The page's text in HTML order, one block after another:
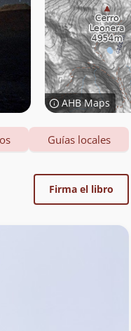
AHB Maps
Guías locales
Firma el libro